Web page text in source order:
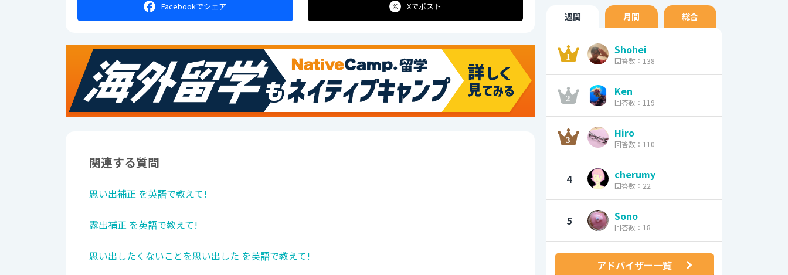
Facebookでシェア Xでポスト
関連する質問
思い出補正 を英語で教えて!
露出補正 を英語で教えて!
思い出したくないことを思い出した を英語で教えて!
週間 月間 総合
Shohei
回答数：138
Ken
回答数：119
Hiro
回答数：110
4 cherumy
回答数：22
5 Sono
回答数：18
アドバイザー一覧